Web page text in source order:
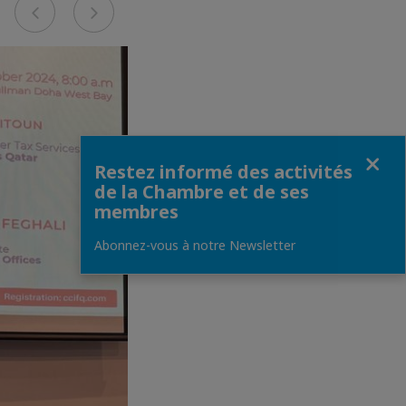
Restez informé des activités
de la Chambre et de ses
membres
Abonnez-vous à notre Newsletter